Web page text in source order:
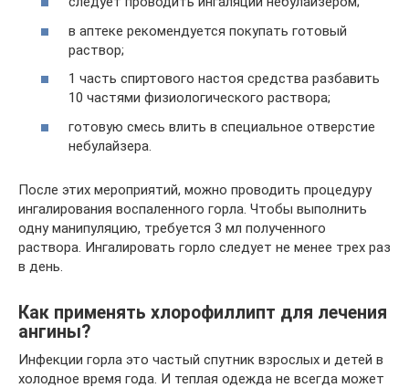
в аптеке рекомендуется покупать готовый
раствор;
1 часть спиртового настоя средства разбавить
10 частями физиологического раствора;
готовую смесь влить в специальное отверстие
небулайзера.
После этих мероприятий, можно проводить процедуру
ингалирования воспаленного горла. Чтобы выполнить
одну манипуляцию, требуется 3 мл полученного
раствора. Ингалировать горло следует не менее трех раз
в день.
Как применять хлорофиллипт для лечения
ангины?
Инфекции горла это частый спутник взрослых и детей в
холодное время года. И теплая одежда не всегда может